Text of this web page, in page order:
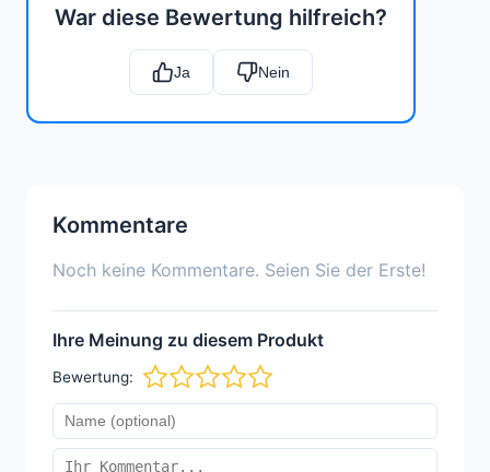
War diese Bewertung hilfreich?
Ja Nein
Kommentare
Noch keine Kommentare. Seien Sie der Erste!
Ihre Meinung zu diesem Produkt
Bewertung: